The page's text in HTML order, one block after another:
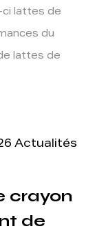
ci lattes de
du
lattes de
Actualités
crayon
de